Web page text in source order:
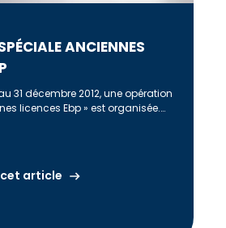
ANCIENNES
31 décembre 2012, une opération
licences Ebp » est organisée.
cet article